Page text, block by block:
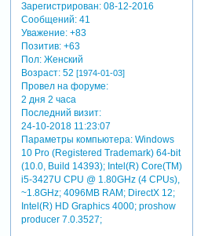
Зарегистрирован: 08-12-2016
Сообщений:41
Уважение: +83
Позитив: +63
Пол:Женский
Возраст:52 [1974-01-03]
Провел на форуме:
2 дня 2 часа
Последний визит:
24-10-2018 11:23:07
Параметры компьютера:Windows
10 Pro (Registered Trademark) 64-bit
(10.0, Build 14393); Intel(R) Core(TM)
i5-3427U CPU @ 1.80GHz (4 CPUs),
~1.8GHz; 4096MB RAM; DirectX 12;
Intel(R) HD Graphics 4000; proshow
producer 7.0.3527;